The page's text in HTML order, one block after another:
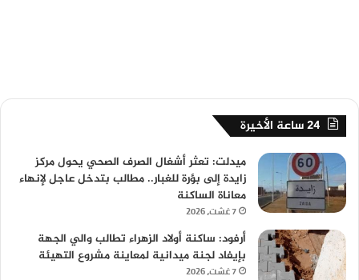
24 ساعة الأخيرة
ميدلت: تعثر أشغال الصرف الصحي يحول مركز
زايدة إلى بؤرة للغبار.. مطالب بتدخل عاجل لإنهاء
معاناة الساكنة
7 غشت، 2026
أرفود: ساكنة أولاد الزهراء تطالب والي الجهة
بإيفاد لجنة ميدانية لمعاينة مشروع التهيئة
7 غشت، 2026